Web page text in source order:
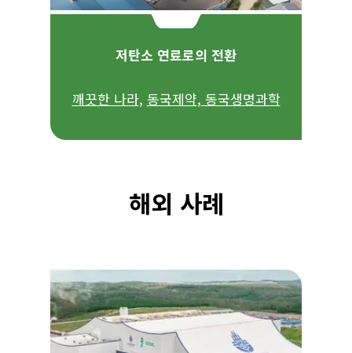
저탄소 연료로의 전환
깨끗한 나라, 동국제약, 동국생명과학
해외 사례